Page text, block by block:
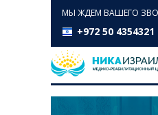
МЫ ЖДЕМ ВАШЕГО
+972 50 4354321